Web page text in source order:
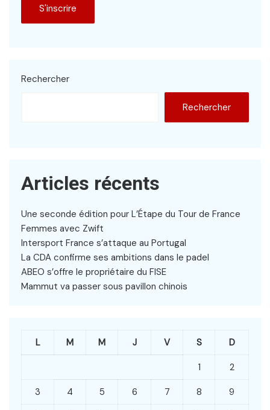
Rechercher
Rechercher
Articles récents
Une seconde édition pour L’Étape du Tour de France
Femmes avec Zwift
Intersport France s’attaque au Portugal
La CDA confirme ses ambitions dans le padel
ABEO s’offre le propriétaire du FISE
Mammut va passer sous pavillon chinois
L M M J V S D
1 2
3 4 5 6 7 8 9